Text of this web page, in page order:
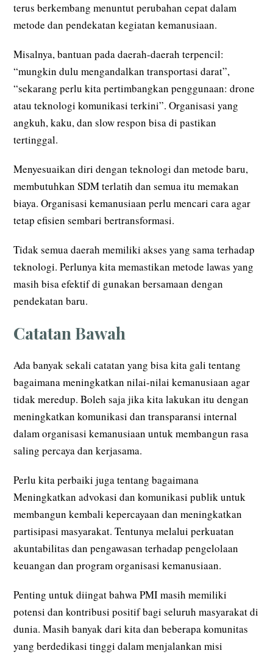
terus berkembang menuntut perubahan cepat dalam
metode dan pendekatan kegiatan kemanusiaan.
Misalnya, bantuan pada daerah-daerah terpencil:
“mungkin dulu mengandalkan transportasi darat”,
“sekarang perlu kita pertimbangkan penggunaan: drone
atau teknologi komunikasi terkini”. Organisasi yang
angkuh, kaku, dan slow respon bisa di pastikan
tertinggal.
Menyesuaikan diri dengan teknologi dan metode baru,
membutuhkan SDM terlatih dan semua itu memakan
biaya. Organisasi kemanusiaan perlu mencari cara agar
tetap efisien sembari bertransformasi.
Tidak semua daerah memiliki akses yang sama terhadap
teknologi. Perlunya kita memastikan metode lawas yang
masih bisa efektif di gunakan bersamaan dengan
pendekatan baru.
Catatan Bawah
Ada banyak sekali catatan yang bisa kita gali tentang
bagaimana meningkatkan nilai-nilai kemanusiaan agar
tidak meredup. Boleh saja jika kita lakukan itu dengan
meningkatkan komunikasi dan transparansi internal
dalam organisasi kemanusiaan untuk membangun rasa
saling percaya dan kerjasama.
Perlu kita perbaiki juga tentang bagaimana
Meningkatkan advokasi dan komunikasi publik untuk
membangun kembali kepercayaan dan meningkatkan
partisipasi masyarakat. Tentunya melalui perkuatan
akuntabilitas dan pengawasan terhadap pengelolaan
keuangan dan program organisasi kemanusiaan.
Penting untuk diingat bahwa PMI masih memiliki
potensi dan kontribusi positif bagi seluruh masyarakat di
dunia. Masih banyak dari kita dan beberapa komunitas
yang berdedikasi tinggi dalam menjalankan misi